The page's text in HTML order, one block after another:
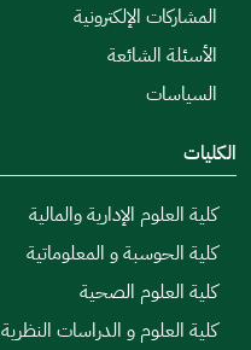
المشاركات الإلكترونية
الأسئلة الشائعة
السياسات
الكليات
كلية العلوم الإدارية والمالية
كلية الحوسبة و المعلوماتية
كلية العلوم الصحية
كلية العلوم و الدراسات النظرية